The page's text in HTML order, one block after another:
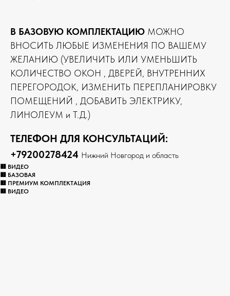
В БАЗОВУЮ КОМПЛЕКТАЦИЮ МОЖНО
ВНОСИТЬ ЛЮБЫЕ ИЗМЕНЕНИЯ ПО ВАШЕМУ
ЖЕЛАНИЮ (УВЕЛИЧИТЬ ИЛИ УМЕНЬШИТЬ
КОЛИЧЕСТВО ОКОН , ДВЕРЕЙ, ВНУТРЕННИХ
ПЕРЕГОРОДОК, ИЗМЕНИТЬ ПЕРЕПЛАНИРОВКУ
ПОМЕЩЕНИЙ , ДОБАВИТЬ ЭЛЕКТРИКУ,
ЛИНОЛЕУМ и Т.Д.)
ТЕЛЕФОН ДЛЯ КОНСУЛЬТАЦИЙ:
+79200278424 Нижний Новгород и область
🟥 ВИДЕО
🟥 БАЗОВАЯ
🟥 ПРЕМИУМ КОМПЛЕКТАЦИЯ
🟥 ВИДЕО